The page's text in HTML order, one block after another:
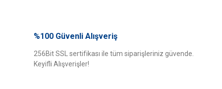
Bu ürüne ilk yorumu siz yapın!
yetersiz gördüğünüz noktaları öneri formunu kullanarak tarafımıza
iletebilirsiniz.
Görüş ve önerileriniz için teşekkür ederiz.
%100 Güvenli Alışveriş
256Bit SSL sertifikası ile tüm siparişleriniz güvende.
Keyifli Alışverişler!